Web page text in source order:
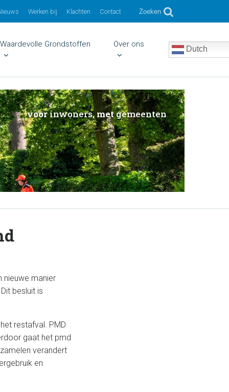
Werken bij Klachten Contact Zoeken
Waardevolle Grondstoffen Over ons
Dutch
voorinwoners,metgemeenten
nieuwe manier
besluit is
restafval. PMD
gaat het pmd
verandert
en